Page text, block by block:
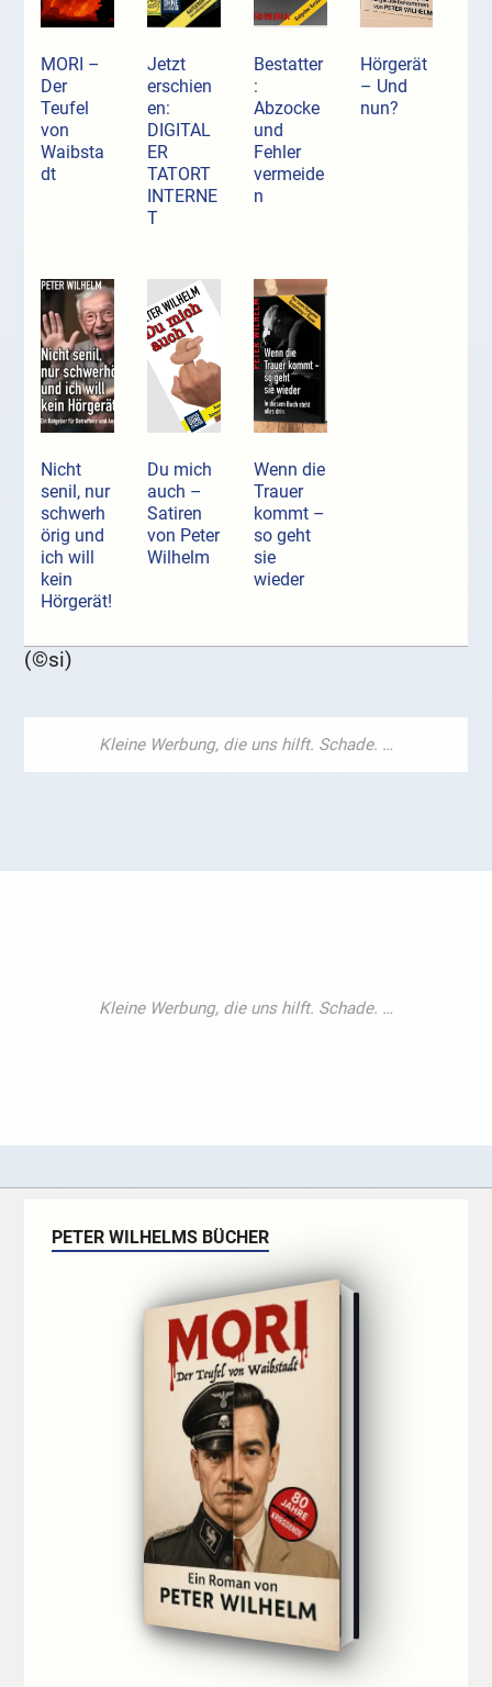
MORI –
Der
Teufel
von
Waibsta
dt
Jetzt
erschien
en:
DIGITAL
ER
TATORT
INTERNE
T
Bestatter
:
Abzocke
und
Fehler
vermeide
n
Hörgerät
– Und
nun?
Nicht
senil, nur
schwerh
örig und
ich will
kein
Hörgerät!
Du mich
auch –
Satiren
von Peter
Wilhelm
Wenn die
Trauer
kommt –
so geht
sie
wieder
(©si)
PETER WILHELMS BÜCHER